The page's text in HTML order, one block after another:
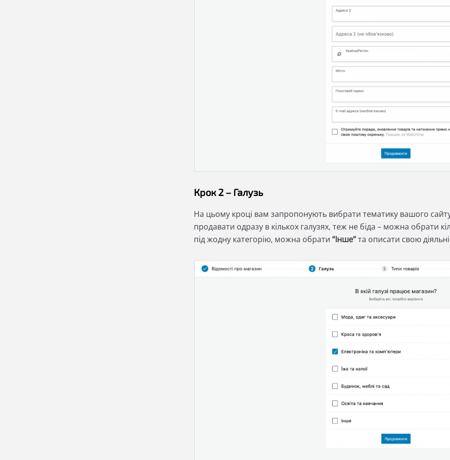
Крок 2 – Галузь
На цьому кроці вам запропонують вибрати тематику вашого
продавати одразу в кількох галузях, теж не біда – можна обрати
під жодну категорію, можна обрати“Інше”та описати свою